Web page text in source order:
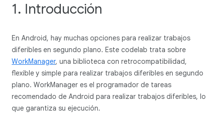
1. Introducción
En Android, hay muchas opciones para realizar trabajos
diferibles en segundo plano. Este codelab trata sobre
WorkManager, una biblioteca con retrocompatibilidad,
flexible y simple para realizar trabajos diferibles en segundo
plano. WorkManager es el programador de tareas
recomendado de Android para realizar trabajos diferibles, lo
que garantiza su ejecución.